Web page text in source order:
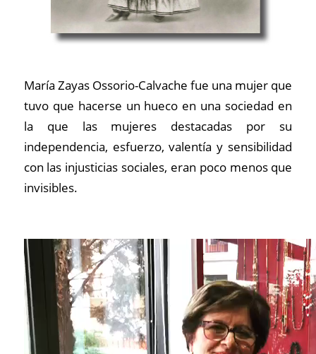
María Zayas Ossorio-Calvache fue una mujer que
tuvo que hacerse un hueco en una sociedad en
la que las mujeres destacadas por su
independencia, esfuerzo, valentía y sensibilidad
con las injusticias sociales, eran poco menos que
invisibles.